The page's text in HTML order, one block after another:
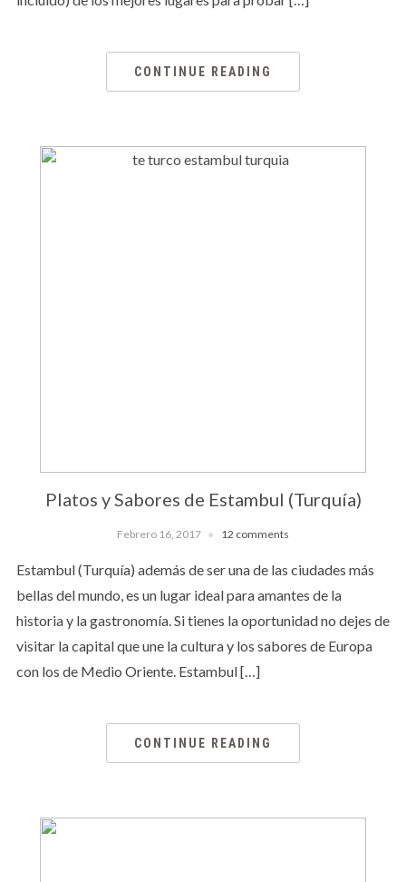
CONTINUE READING
Platos y Sabores de Estambul (Turquía)
Febrero 16, 2017 12 comments
Estambul (Turquía) además de ser una de las ciudades más
bellas del mundo, es un lugar ideal para amantes de la
historia y la gastronomía. Si tienes la oportunidad no dejes de
visitar la capital que une la cultura y los sabores de Europa
con los de Medio Oriente. Estambul […]
CONTINUE READING